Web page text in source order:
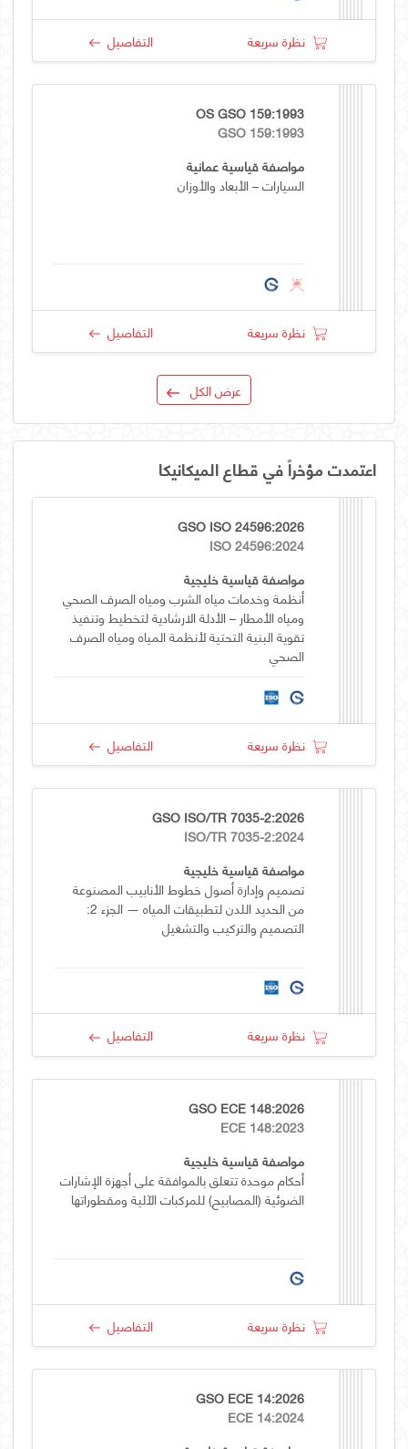
نظرة سريعة التفاصيل
OS GSO 159:1993
GSO 159:1993
مواصفة قياسية عمانية
السيارات – الأبعاد والأوزان
نظرة سريعة التفاصيل
عرض الكل
اعتمدت مؤخراً في قطاع الميكانيكا
GSO ISO 24596:2026
ISO 24596:2024
مواصفة قياسية خليجية
أنظمة وخدمات مياه الشرب ومياه الصرف الصحي
ومياه الأمطار – الأدلة الارشادية لتخطيط وتنفيذ
تقوية البنية التحتية لأنظمة المياه ومياه الصرف
الصحي
نظرة سريعة التفاصيل
GSO ISO/TR 7035-2:2026
ISO/TR 7035-2:2024
مواصفة قياسية خليجية
تصميم وإدارة أصول خطوط الأنابيب المصنوعة
من الحديد اللدن لتطبيقات المياه — الجزء 2:
التصميم والتركيب والتشغيل
نظرة سريعة التفاصيل
GSO ECE 148:2026
ECE 148:2023
مواصفة قياسية خليجية
أحكام موحدة تتعلق بالموافقة على أجهزة الإشارات
الضوئية (المصابيح) للمركبات الآلية ومقطوراتها
نظرة سريعة التفاصيل
GSO ECE 14:2026
ECE 14:2024